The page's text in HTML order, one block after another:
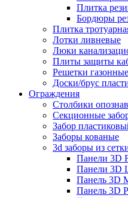
Плитка
Бордюры
Плитка
Лотки ливневые
Люки
Плиты защиты
Решетки газонные
Доски/брус
Ограждения
Столбики
Секционные
Забор
Заборы кованые
3d заборы из
Панели 3D
Панели 3D
Панель 3D
Панель 3D